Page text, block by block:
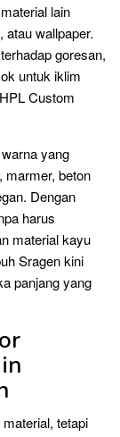
lain
wallpaper.
goresan,
untuk iklim
Custom
yang
marmer, beton
Dengan
harus
material kayu
Sragen kini
panjang yang
tetapi